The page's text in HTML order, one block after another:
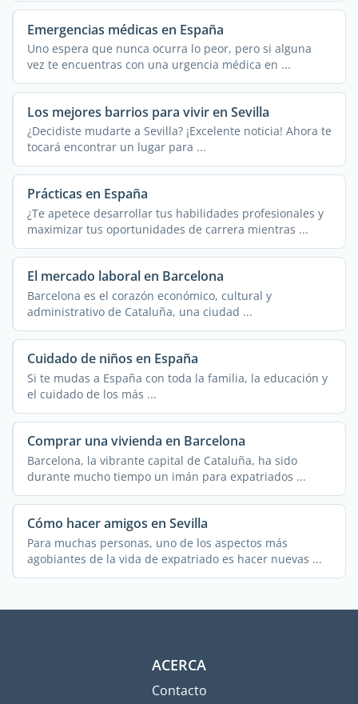
Emergencias médicas en España
Uno espera que nunca ocurra lo peor, pero si alguna
vez te encuentras con una urgencia médica en ...
Los mejores barrios para vivir en Sevilla
¿Decidiste mudarte a Sevilla? ¡Excelente noticia! Ahora te
tocará encontrar un lugar para ...
Prácticas en España
¿Te apetece desarrollar tus habilidades profesionales y
maximizar tus oportunidades de carrera mientras ...
El mercado laboral en Barcelona
Barcelona es el corazón económico, cultural y
administrativo de Cataluña, una ciudad ...
Cuidado de niños en España
Si te mudas a España con toda la familia, la educación y
el cuidado de los más ...
Comprar una vivienda en Barcelona
Barcelona, la vibrante capital de Cataluña, ha sido
durante mucho tiempo un imán para expatriados ...
Cómo hacer amigos en Sevilla
Para muchas personas, uno de los aspectos más
agobiantes de la vida de expatriado es hacer nuevas ...
ACERCA
Contacto